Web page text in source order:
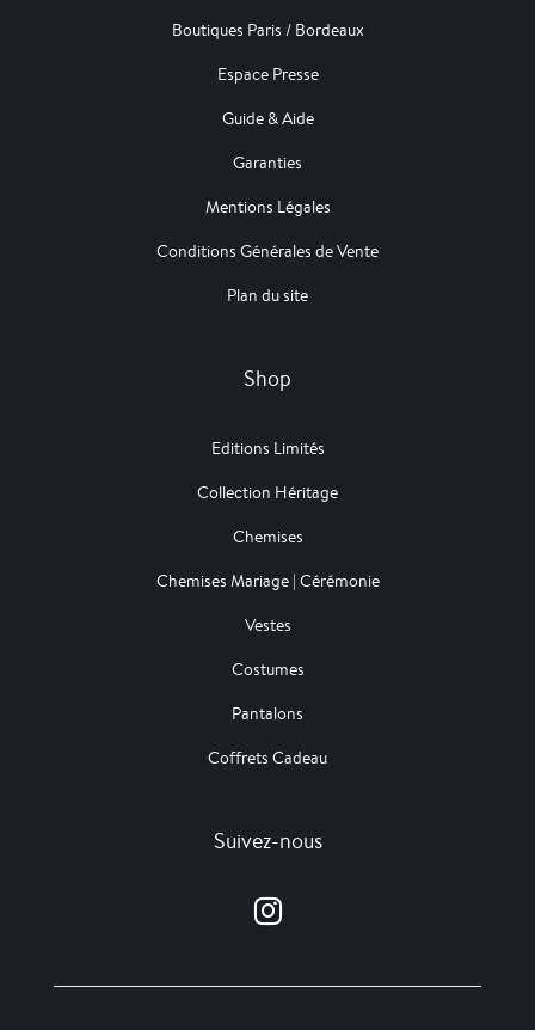
Boutiques Paris / Bordeaux
Espace Presse
Guide & Aide
Garanties
Mentions Légales
Conditions Générales de Vente
Plan du site
Shop
Editions Limités
Collection Héritage
Chemises
Chemises Mariage | Cérémonie
Vestes
Costumes
Pantalons
Coffrets Cadeau
Suivez-nous